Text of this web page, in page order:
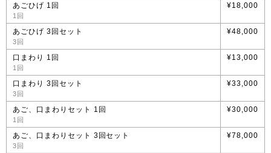
あごひげ 1回
1回
¥18,000
あごひげ 3回セット
3回
¥48,000
口まわり 1回
1回
¥13,000
口まわり 3回セット
3回
¥33,000
あご、口まわりセット 1回
1回
¥30,000
あご、口まわりセット 3回セット
3回
¥78,000